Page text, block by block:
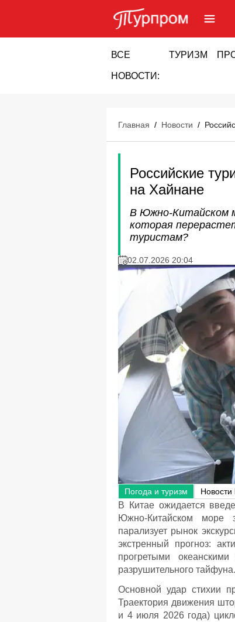
ВСЕ
НОВОСТИ:
ТУРИЗМ
Главная / Новости /
Российские
на Хайнане
В Южно-Китайском
которая
туристам?
02.07.2026 20:04
Погода и туризм Новости
В Китае ожидается
Южно-Китайском море
парализует рынок
экстренный прогноз:
прогретыми
разрушительного тайфуна.
Основной удар стихии
Траектория движения
и 4 июля 2026 года)